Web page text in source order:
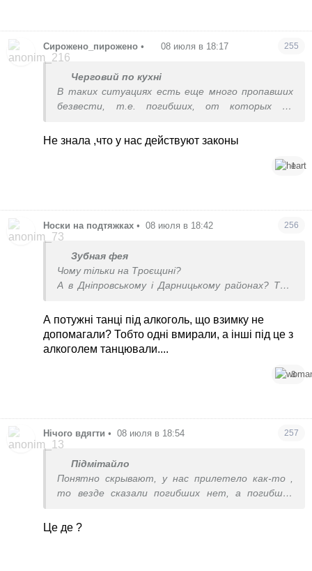
Сирожено_пирожено • 08 июля в 18:17 255
Черговий по кухні
В таких ситуациях есть еще много пропавших
безвести, т.е. погибших, от которых не
По закону вроде полгода нужно ждать чтобы
Не знала ,что у нас действуют законы
1
Носки на подтяжках • 08 июля в 18:42 256
Зубная фея
Чому тільки на Троєщині?
А в Дніпровському і Дарницькому районах? Тут
02.02.2026.
Одна жінка писала, що лише у них в будинку 2
літні жінки померли від холоду - але ж це ніяк не
А потужнi танці під алкоголь, що взимку не
допомагали? Тобто одні вмирали, а інші під це з
алкоголем танцювали....
3
Нічого вдягти • 08 июля в 18:54 257
Підмітайло
Понятно скрывают, у нас прилетело как-то ,
то везде сказали погибших нет, а погибших
Це де ?